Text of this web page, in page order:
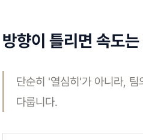
방향이 틀리면 속도
단순히 '열심히'가 아니라,
다룹니다.